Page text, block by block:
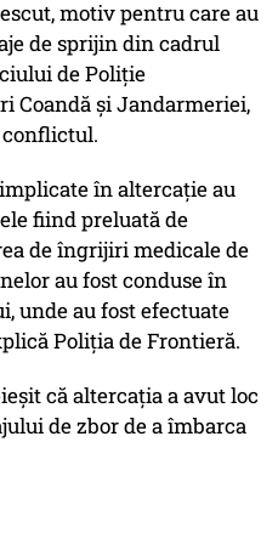
motiv pentru care au
de sprijin din cadrul
de Poliție
Coandă și Jandarmeriei,
conflictul.
în altercație au
fiind preluată de
de îngrijiri medicale de
au fost conduse în
unde au fost efectuate
Poliţia de Frontieră.
că altercația a avut loc
de zbor de a îmbarca